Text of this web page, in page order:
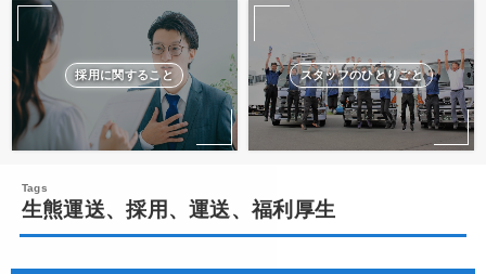
採用に関すること スタッフのひとりごと
生熊運送、採用、運送、福利厚生